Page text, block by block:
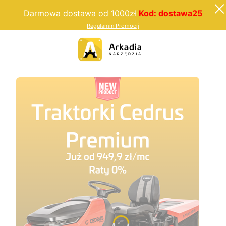
Darmowa dostawa od 1000zł Kod: dostawa25
Regulamin Promocji